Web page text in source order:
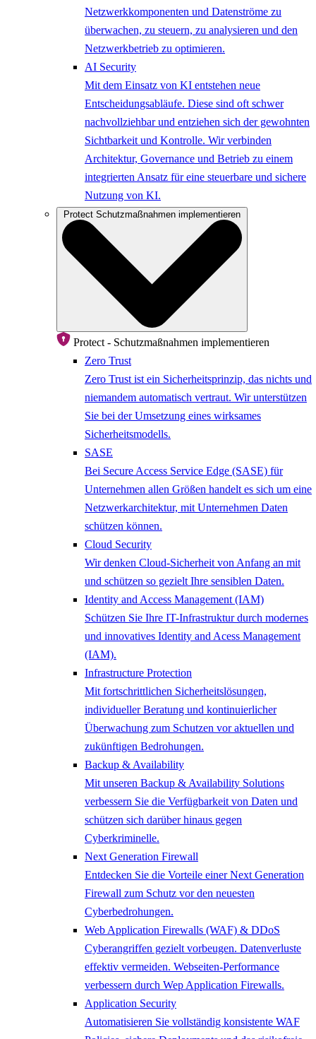
Netzwerkkomponenten und Datenströme zu
überwachen, zu steuern, zu analysieren und den
Netzwerkbetrieb zu optimieren.
AI Security
Mit dem Einsatz von KI entstehen neue
Entscheidungsabläufe. Diese sind oft schwer
nachvollziehbar und entziehen sich der gewohnten
Sichtbarkeit und Kontrolle. Wir verbinden
Architektur, Governance und Betrieb zu einem
integrierten Ansatz für eine steuerbare und sichere
Nutzung von KI.
Protect Schutzmaßnahmen implementieren
Protect - Schutzmaßnahmen implementieren
Zero Trust
Zero Trust ist ein Sicherheitsprinzip, das nichts und
niemandem automatisch vertraut. Wir unterstützen
Sie bei der Umsetzung eines wirksames
Sicherheitsmodells.
SASE
Bei Secure Access Service Edge (SASE) für
Unternehmen allen Größen handelt es sich um eine
Netzwerkarchitektur, mit Unternehmen Daten
schützen können.
Cloud Security
Wir denken Cloud-Sicherheit von Anfang an mit
und schützen so gezielt Ihre sensiblen Daten.
Identity and Access Management (IAM)
Schützen Sie Ihre IT-Infrastruktur durch modernes
und innovatives Identity and Acess Management
(IAM).
Infrastructure Protection
Mit fortschrittlichen Sicherheitslösungen,
individueller Beratung und kontinuierlicher
Überwachung zum Schutzen vor aktuellen und
zukünftigen Bedrohungen.
Backup & Availability
Mit unseren Backup & Availability Solutions
verbessern Sie die Verfügbarkeit von Daten und
schützen sich darüber hinaus gegen
Cyberkriminelle.
Next Generation Firewall
Entdecken Sie die Vorteile einer Next Generation
Firewall zum Schutz vor den neuesten
Cyberbedrohungen.
Web Application Firewalls (WAF) & DDoS
Cyberangriffen gezielt vorbeugen. Datenverluste
effektiv vermeiden. Webseiten-Performance
verbessern durch Wep Application Firewalls.
Application Security
Automatisieren Sie vollständig konsistente WAF